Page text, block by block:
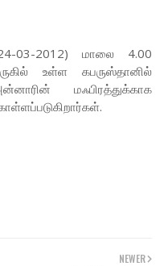
03-2012) மாலை 4.00
உள்ள கபருஸ்தானில்
மஃபிரத்துக்காக
NEWER